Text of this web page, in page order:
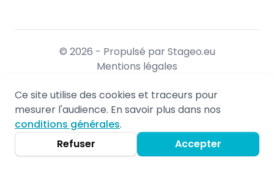
© 2026 - Propulsé par Stageo.eu
Mentions légales
Politique de confidentialité
Ce site utilise des cookies et traceurs pour
mesurer l'audience. En savoir plus dans nos
conditions générales.
Refuser
Accepter